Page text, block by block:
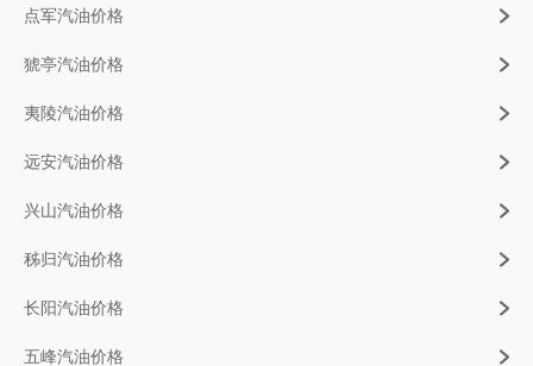
点军汽油价格
猇亭汽油价格
夷陵汽油价格
远安汽油价格
兴山汽油价格
秭归汽油价格
长阳汽油价格
五峰汽油价格